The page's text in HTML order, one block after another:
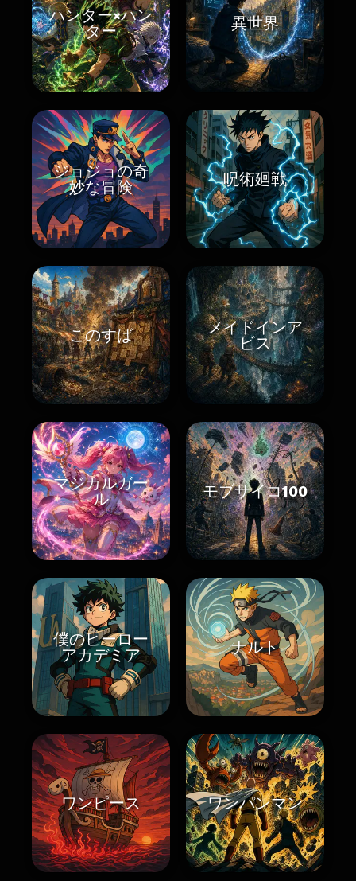
ハンター×ハン
ター
異世界
ジョジョの奇
妙な冒険
呪術廻戦
このすば
メイドインア
ビス
マジカルガー
ル
モブサイコ100
僕のヒーロー
アカデミア
ナルト
ワンピース ワンパンマン